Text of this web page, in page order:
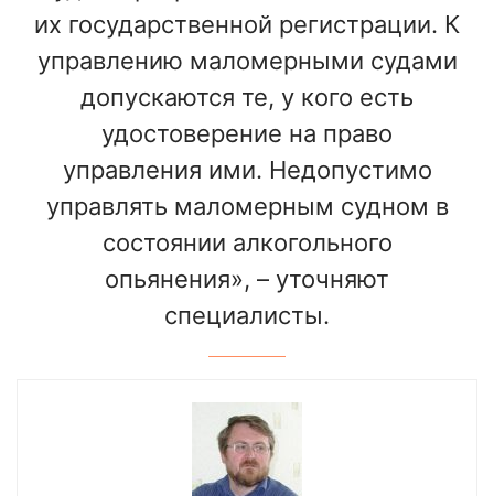
их государственной регистрации. К
управлению маломерными судами
допускаются те, у кого есть
удостоверение на право
управления ими. Недопустимо
управлять маломерным судном в
состоянии алкогольного
опьянения», – уточняют
специалисты.